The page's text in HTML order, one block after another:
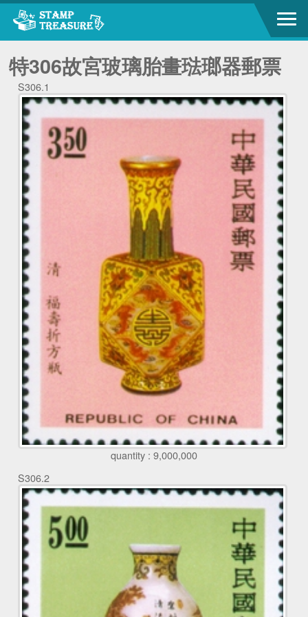
特306故宮玻璃胎畫琺瑯器郵票
S306.1
quantity : 9,000,000
S306.2